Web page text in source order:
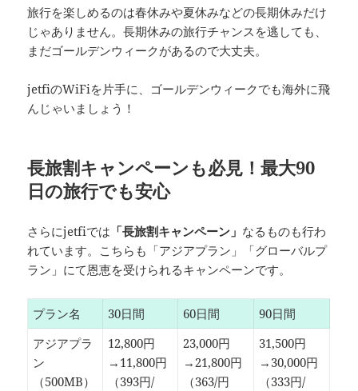
旅行を楽しめるのは春休みや夏休みなどの長期休みだけ
じゃありません。長期休みの旅行チャンスを逃しても、
まだゴールデンウィークがあるので大丈夫。
jetfiのWiFiを片手に、ゴールデンウィークでも海外に飛
んじゃいましょう！
長旅割キャンペーンも必見！最大90
日の旅行でも安心
さらにjetfiでは 「長旅割キャンペーン」 なるものも行わ
れています。こちらも「アジアプラン」「グローバルプ
ラン」にて恩恵を受けられるキャンペーンです。
プラン名 30日間 60日間
90日間
アジアプラ
ン
（500MB）
12,800円
→11,800円
（393円/
23,000円
→21,800円
（363/円
31,500円
→30,000円
（333円/